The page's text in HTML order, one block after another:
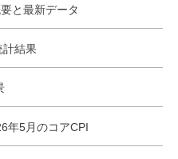
と最新データ
結果
年5月のコアCPI